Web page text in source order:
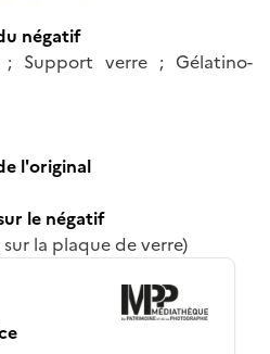
négatif
Support verre ; Gélatino-
l'original
le négatif
la plaque de verre)